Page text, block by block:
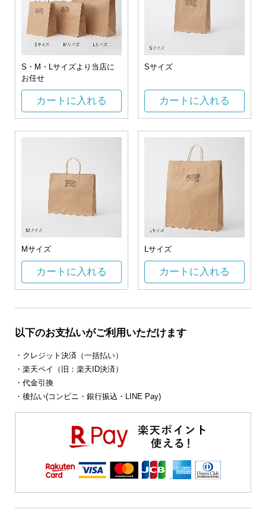
S・M・Lサイズより当店に
お任せ
カートに入れる
Sサイズ
カートに入れる
Mサイズ
カートに入れる
Lサイズ
カートに入れる
以下のお支払いがご利用いただけます
・クレジット決済（一括払い）
・楽天ペイ（旧：楽天ID決済）
・代金引換
・後払い(コンビニ・銀行振込・LINE Pay)